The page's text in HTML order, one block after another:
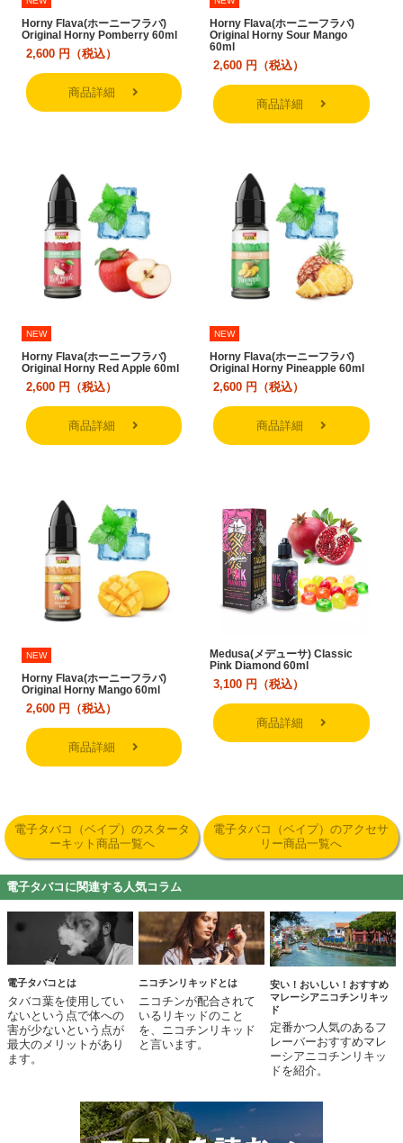
Horny Flava(ホーニーフラバ)
Original Horny Pomberry 60ml
2,600 円（税込）
商品詳細
Horny Flava(ホーニーフラバ)
Original Horny Sour Mango
60ml
2,600 円（税込）
商品詳細
NEW
Horny Flava(ホーニーフラバ)
Original Horny Red Apple 60ml
2,600 円（税込）
商品詳細
NEW
Horny Flava(ホーニーフラバ)
Original Horny Pineapple 60ml
2,600 円（税込）
商品詳細
NEW
Horny Flava(ホーニーフラバ)
Original Horny Mango 60ml
2,600 円（税込）
商品詳細
Medusa(メデューサ) Classic
Pink Diamond 60ml
3,100 円（税込）
商品詳細
電子タバコ（ベイプ）のスタータ
ーキット 商品一覧へ
電子タバコ（ベイプ）のアクセサ
リー商品一覧へ
電子タバコに関連する人気コラム
電子タバコとは
タバコ葉を使用してい
ないという点で体への
害が少ないという点が
最大のメリットがあり
ます。
ニコチンリキッドとは
ニコチンが配合されて
いるリキッドのこと
を、ニコチンリキッド
と言います。
安い！おいしい！おすすめ
マレーシアニコチンリキッ
ド
定番かつ人気のあるフ
レーバーおすすめマレ
ーシアニコチンリキッ
ドを紹介。